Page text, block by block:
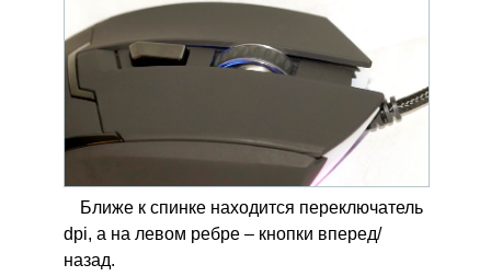
Ближе к спинке находится переключатель
dpi, а на левом ребре – кнопки вперед/
назад.